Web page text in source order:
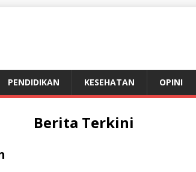
PENDIDIKAN KESEHATAN OPINI
Berita Terkini